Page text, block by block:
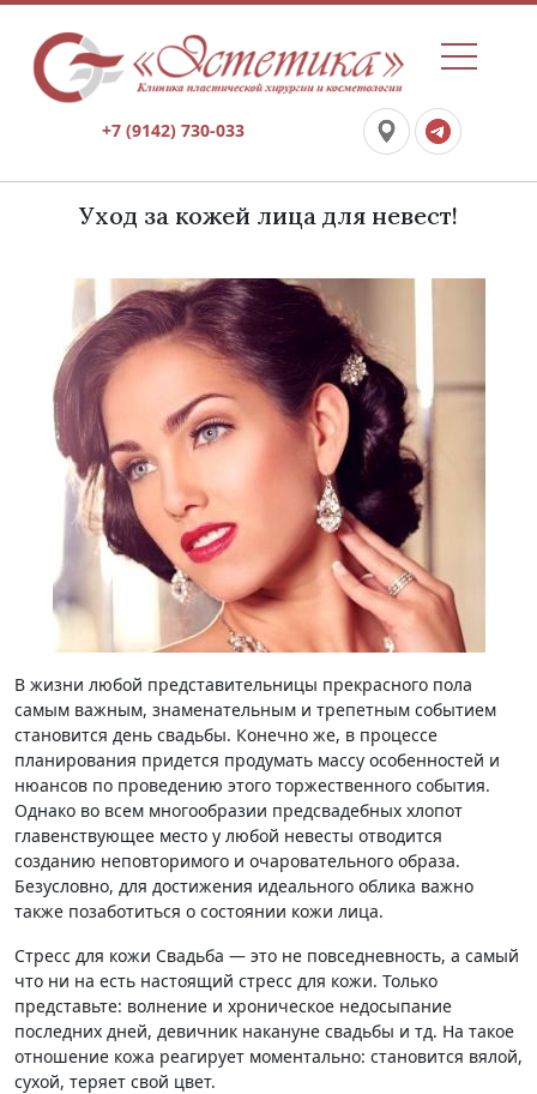
+7 (9142) 730-033
Уход за кожей лица для невест!
В жизни любой представительницы прекрасного пола
самым важным, знаменательным и трепетным событием
становится день свадьбы. Конечно же, в процессе
планирования придется продумать массу особенностей и
нюансов по проведению этого торжественного события.
Однако во всем многообразии предсвадебных хлопот
главенствующее место у любой невесты отводится
созданию неповторимого и очаровательного образа.
Безусловно, для достижения идеального облика важно
также позаботиться о состоянии кожи лица.
Стресс для кожи Свадьба — это не повседневность, а самый
что ни на есть настоящий стресс для кожи. Только
представьте: волнение и хроническое недосыпание
последних дней, девичник накануне свадьбы и тд. На такое
отношение кожа реагирует моментально: становится вялой,
сухой, теряет свой цвет.